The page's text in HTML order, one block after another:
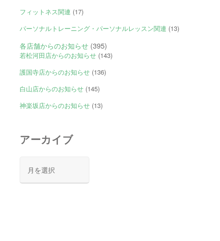
フィットネス関連 (17)
パーソナルトレーニング・パーソナルレッスン関連 (13)
各店舗からのお知らせ(395)
若松河田店からのお知らせ(143)
護国寺店からのお知らせ(136)
白山店からのお知らせ(145)
神楽坂店からのお知らせ(13)
アーカイブ
カ